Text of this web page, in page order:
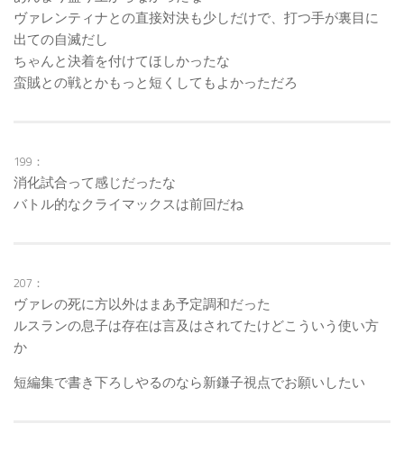
ヴァレンティナとの直接対決も少しだけで、打つ手が裏目に
出ての自滅だし
ちゃんと決着を付けてほしかったな
蛮賊との戦とかもっと短くしてもよかっただろ
199：
消化試合って感じだったな
バトル的なクライマックスは前回だね
207：
ヴァレの死に方以外はまあ予定調和だった
ルスランの息子は存在は言及はされてたけどこういう使い方
か
短編集で書き下ろしやるのなら新鎌子視点でお願いしたい